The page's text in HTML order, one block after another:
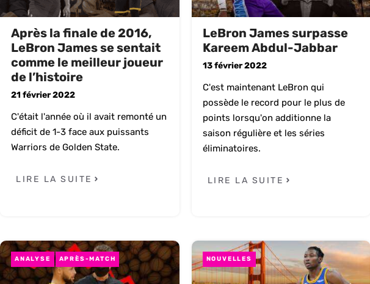
Après la finale de 2016,
LeBron James se sentait
comme le meilleur joueur
de l’histoire
21 février 2022
C'était l'année où il avait remonté un
déficit de 1-3 face aux puissants
Warriors de Golden State.
LIRE LA SUITE
LeBron James surpasse
Kareem Abdul-Jabbar
13 février 2022
C'est maintenant LeBron qui
possède le record pour le plus de
points lorsqu'on additionne la
saison régulière et les séries
éliminatoires.
LIRE LA SUITE
ANALYSE APRÈS-MATCH NOUVELLES